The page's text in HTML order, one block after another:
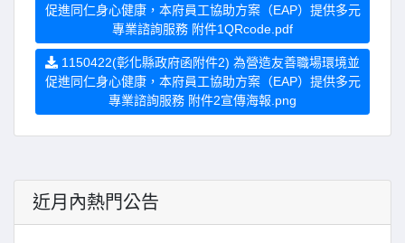
促進同仁身心健康，本府員工協助方案（EAP）提供多元
專業諮詢服務 附件1QRcode.pdf
1150422(彰化縣政府函附件2) 為營造友善職場環境並
促進同仁身心健康，本府員工協助方案（EAP）提供多元
專業諮詢服務 附件2宣傳海報.png
近月內熱門公告